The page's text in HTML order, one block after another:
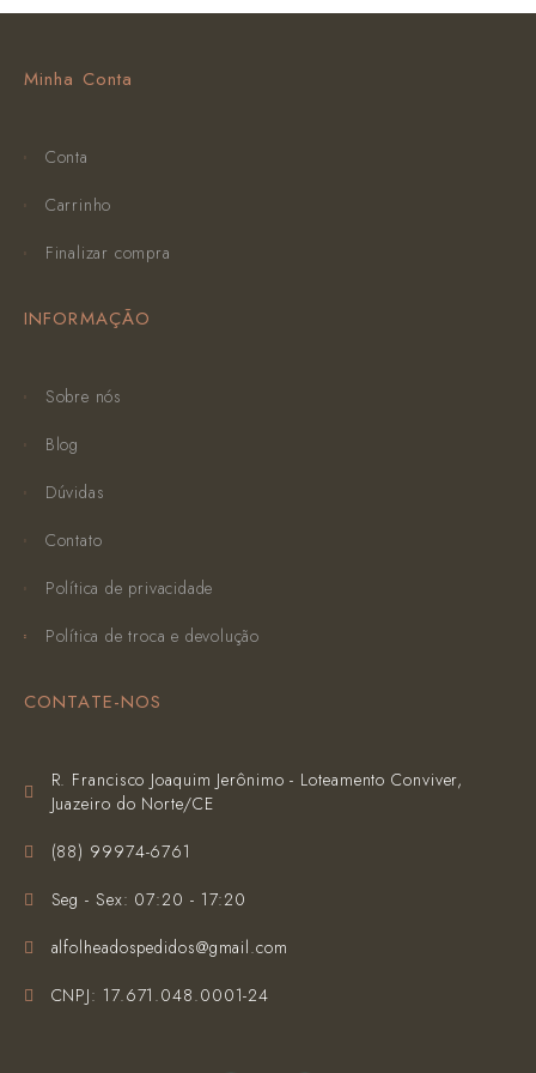
Minha Conta
Conta
Carrinho
Finalizar compra
INFORMAÇÃO
Sobre nós
Blog
Dúvidas
Contato
Política de privacidade
Política de troca e devolução
CONTATE-NOS
R. Francisco Joaquim Jerônimo - Loteamento Conviver,
Juazeiro do Norte/CE
(‪88) 99974-6761‬
Seg - Sex: 07:20 - 17:20
alfolheadospedidos@gmail.com
CNPJ: 17.671.048.0001-24